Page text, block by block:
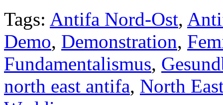
Tags: Antifa Nord-Ost,
Demo, Demonstration,
Fundamentalismus,
north east antifa, North